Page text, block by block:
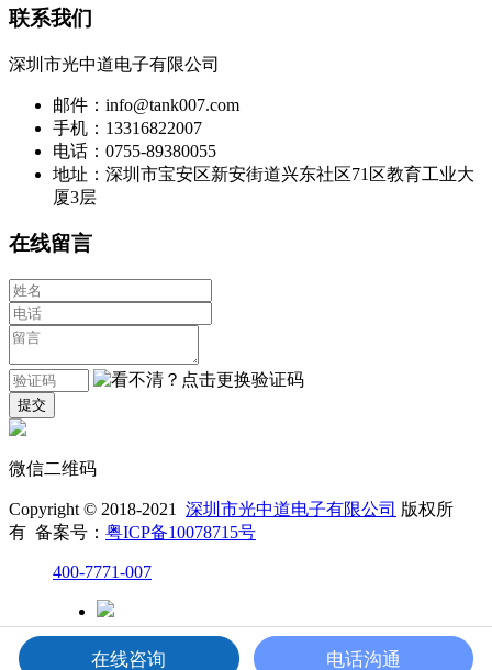
联系我们
深圳市光中道电子有限公司
邮件：info@tank007.com
手机：13316822007
电话：0755-89380055
地址：深圳市宝安区新安街道兴东社区71区教育工业大
厦3层
在线留言
微信二维码
Copyright © 2018-2021 深圳市光中道电子有限公司 版权所
有 备案号： 粤ICP备10078715号
400-7771-007
微信二维码
在线咨询 电话沟通